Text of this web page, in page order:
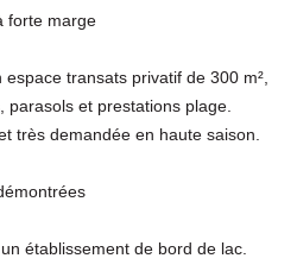
forte marge
transats privatif de 300 m²,
et prestations plage.
très demandée en haute saison.
établissement de bord de lac.